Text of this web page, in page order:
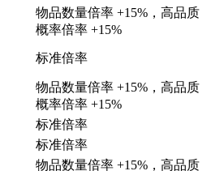
物品数量倍率 +15%，高品质
概率倍率 +15%
标准倍率
物品数量倍率 +15%，高品质
概率倍率 +15%
标准倍率
标准倍率
物品数量倍率 +15%，高品质